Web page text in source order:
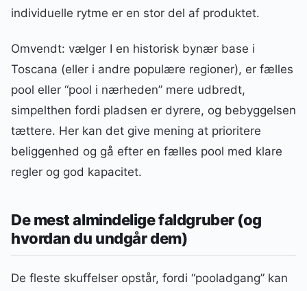
individuelle rytme er en stor del af produktet.
Omvendt: vælger I en historisk bynær base i
Toscana (eller i andre populære regioner), er fælles
pool eller “pool i nærheden” mere udbredt,
simpelthen fordi pladsen er dyrere, og bebyggelsen
tættere. Her kan det give mening at prioritere
beliggenhed og gå efter en fælles pool med klare
regler og god kapacitet.
De mest almindelige faldgruber (og
hvordan du undgår dem)
De fleste skuffelser opstår, fordi “pooladgang” kan